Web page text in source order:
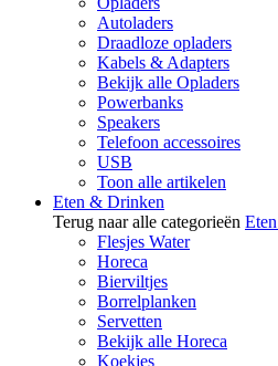
Autoladers
Draadloze opladers
Kabels & Adapters
Bekijk alle Opladers
Powerbanks
Speakers
Telefoon accessoires
USB
Toon alle artikelen
Eten & Drinken
Terug naar alle categorieën
Flesjes Water
Horeca
Bierviltjes
Borrelplanken
Servetten
Bekijk alle Horeca
Koekjes